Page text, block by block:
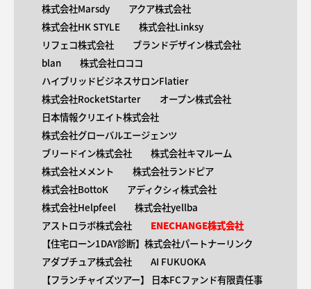
株式会社Marsdy
アクア株式会社
株式会社HK STYLE
株式会社Linksy
リフェコ株式会社
ブランドデザイン株式会社
blan
株式会社ロココ
ハイブリッドビジネスサロンFlatier
株式会社RocketStarter
オープン株式会社
日本情報クリエイト株式会社
株式会社グローバルエージェンツ
ブリードイン株式会社
株式会社キマルーム
株式会社メメント
株式会社ランドピア
株式会社BottoK
アディクシィ株式会社
株式会社Helpfeel
株式会社yellba
アストロラボ株式会社
ENECHANGE株式会社
【住宅ローン1DAY診断】株式会社パートナーリンク
アダプチュア株式会社
AI FUKUOKA
【​フランチャイズツアー】 日本FCファンド有限責任事